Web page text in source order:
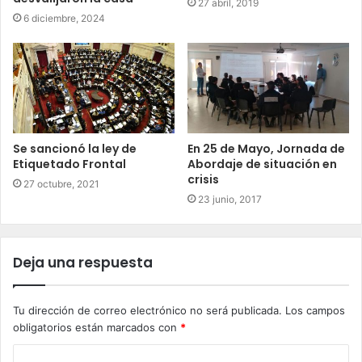
6 diciembre, 2024
27 abril, 2019
Se sancionó la ley de
Etiquetado Frontal
27 octubre, 2021
En 25 de Mayo, Jornada de
Abordaje de situación en
crisis
23 junio, 2017
Deja una respuesta
Tu dirección de correo electrónico no será publicada. Los campos
obligatorios están marcados con *